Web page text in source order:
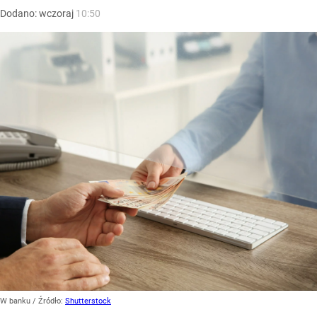
Dodano:wczoraj 10:50
W banku / Źródło: Shutterstock